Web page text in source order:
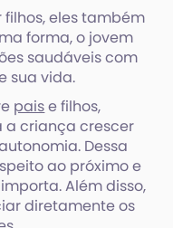
eles também
forma, o jovem
saudáveis com
sua vida.
paise filhos,
a criança crescer
Dessa
ao próximo e
Além disso,
diretamente os